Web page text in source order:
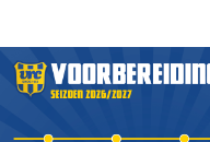
JO13-
2
VRC
Spitsies